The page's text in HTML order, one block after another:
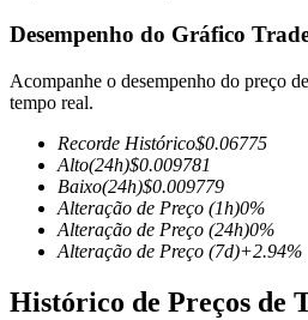
Futuros COIN-M
TradFi
Derivativos de ações, câmbio,
Desempenho do Gráfico
Acompanhe o desempenho do preço
tempo real.
Recorde Histórico$0.06775
Alto(24h)$0.009781
Baixo(24h)$0.009779
Alteração de Preço (1h)0%
Alteração de Preço (24h)0%
Alteração de Preço (7d)+2.94%
Histórico de Preços de